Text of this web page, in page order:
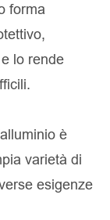
forma
lo rende
è
varietà di
esigenze